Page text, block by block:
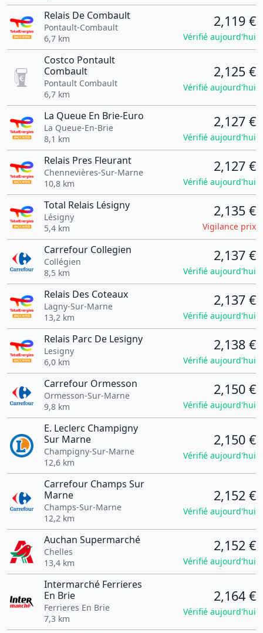
Relais De Combault
Pontault-Combault
6,7 km
2,119 €
Vérifié aujourd'hui
Costco Pontault
Combault
Pontault Combault
6,7 km
2,125 €
Vérifié aujourd'hui
La Queue En Brie-Euro
La Queue-En-Brie
8,1 km
2,127 €
Vérifié aujourd'hui
Relais Pres Fleurant
Chennevières-Sur-Marne
10,8 km
2,127 €
Vérifié aujourd'hui
Total Relais Lésigny
Lésigny
5,4 km
2,135 €
Vigilance prix
Carrefour Collegien
Collégien
8,5 km
2,137 €
Vérifié aujourd'hui
Relais Des Coteaux
Lagny-Sur-Marne
13,2 km
2,137 €
Vérifié aujourd'hui
Relais Parc De Lesigny
Lesigny
6,0 km
2,138 €
Vérifié aujourd'hui
Carrefour Ormesson
Ormesson-Sur-Marne
9,8 km
2,150 €
Vérifié aujourd'hui
E. Leclerc Champigny
Sur Marne
Champigny-Sur-Marne
12,6 km
2,150 €
Vérifié aujourd'hui
Carrefour Champs Sur
Marne
Champs-Sur-Marne
12,2 km
2,152 €
Vérifié aujourd'hui
Auchan Supermarché
Chelles
13,4 km
2,152 €
Vérifié aujourd'hui
Intermarché Ferrieres
En Brie
Ferrieres En Brie
7,3 km
2,164 €
Vérifié aujourd'hui